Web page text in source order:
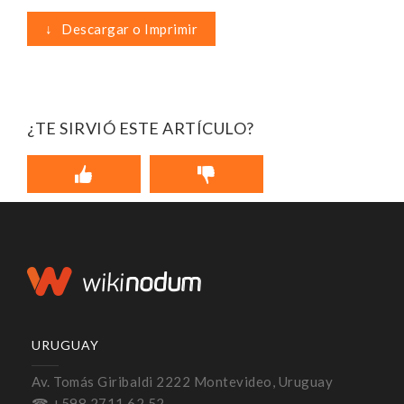
↓ Descargar o Imprimir
¿TE SIRVIÓ ESTE ARTÍCULO?
URUGUAY
Av. Tomás Giribaldi 2222 Montevideo, Uruguay